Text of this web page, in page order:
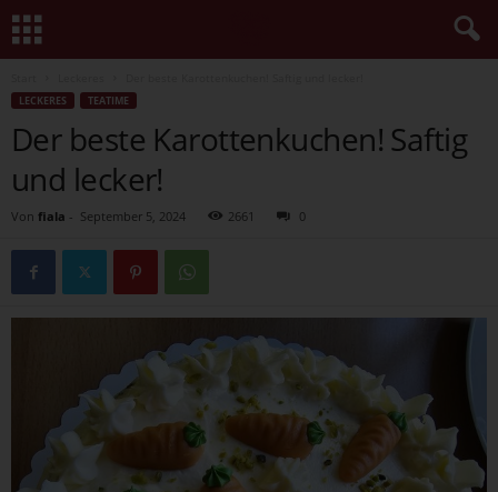
LECKERES TEATIME
Der beste Karottenkuchen! Saftig
und lecker!
Von fiala - September 5, 2024 2661 0